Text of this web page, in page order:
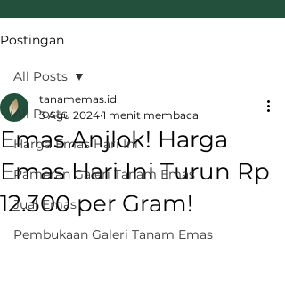
Postingan
All Posts
Harga Emas Hari Ini
Pameran Galeri Tanam Emas
Jual Emas
Pembukaan Galeri Tanam Emas
All Posts
Emas Anjlok! Harga
Emas Hari Ini Turun Rp
12.300 per Gram!
tanamemas.id
3 Agu 2024 1 menit membaca